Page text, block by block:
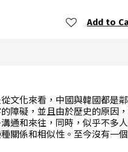
Add to
文化來看，中國與韓國都是鄰
障礙，並且由於歷史的原因
通和來往，同時，似乎不多
關係和相似性。至今沒有一